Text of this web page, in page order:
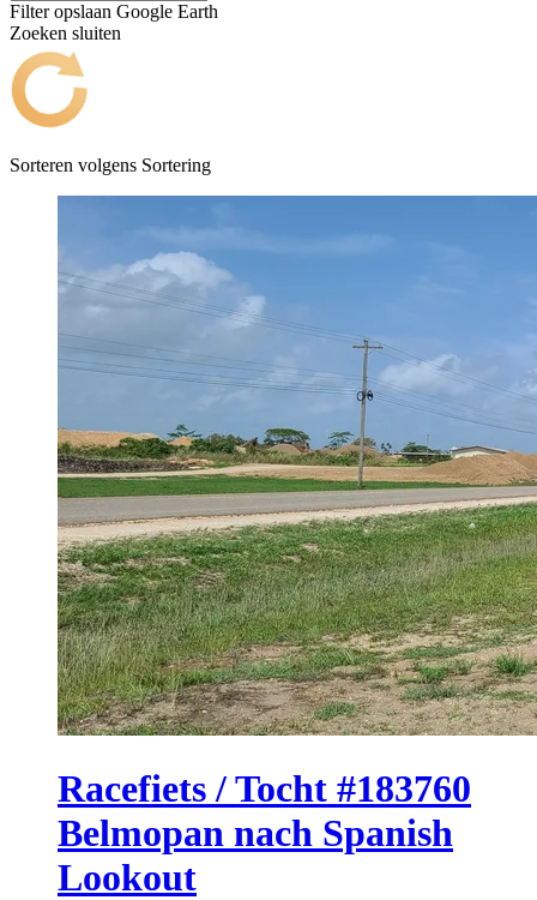
Filter opslaan Google Earth
Zoeken sluiten
Sorteren volgens Sortering
Racefiets / Tocht #183760
Belmopan nach Spanish
Lookout